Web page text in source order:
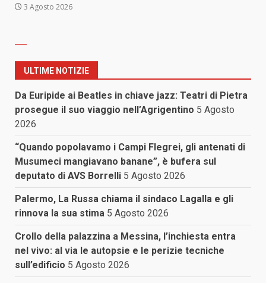
3 Agosto 2026
ULTIME NOTIZIE
Da Euripide ai Beatles in chiave jazz: Teatri di Pietra
prosegue il suo viaggio nell’Agrigentino 5 Agosto
2026
“Quando popolavamo i Campi Flegrei, gli antenati di
Musumeci mangiavano banane”, è bufera sul
deputato di AVS Borrelli 5 Agosto 2026
Palermo, La Russa chiama il sindaco Lagalla e gli
rinnova la sua stima 5 Agosto 2026
Crollo della palazzina a Messina, l’inchiesta entra
nel vivo: al via le autopsie e le perizie tecniche
sull’edificio 5 Agosto 2026